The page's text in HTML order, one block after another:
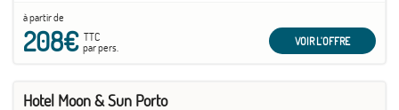
capitale ...
à partir de
208€TTC
par pers.
VOIR L'OFFRE
Hotel Moon & Sun Porto